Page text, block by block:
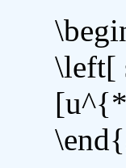
\left[